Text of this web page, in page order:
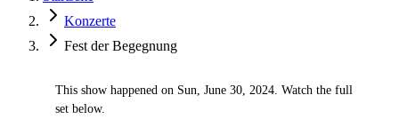
Konzerte
Fest der Begegnung
This show happened on Sun, June 30, 2024. Watch the full
set below.